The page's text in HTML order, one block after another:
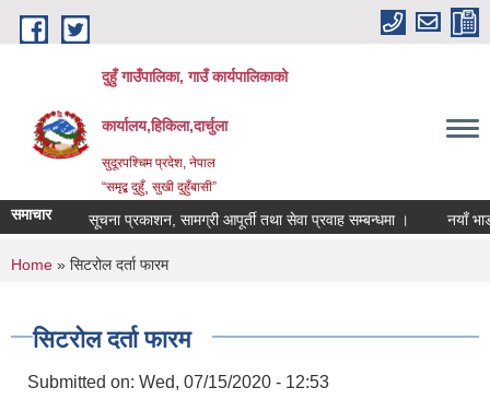
Skip to main content
दुहुँ गाउँपालिका, गाउँ कार्यपालिकाको
कार्यालय,हिकिला,दार्चुला
सुदूरपश्चिम प्रदेश, नेपाल
“समृद्ब दुहुँ¸ सुखी दुहुँबासी”
समाचार सूचना प्रकाशन, सामग्री आपूर्ती तथा सेवा प्रवाह सम्बन्धमा । नयाँ
You are here
Home » सिटरोल दर्ता फारम
सिटरोल दर्ता फारम
Submitted on: Wed, 07/15/2020 - 12:53